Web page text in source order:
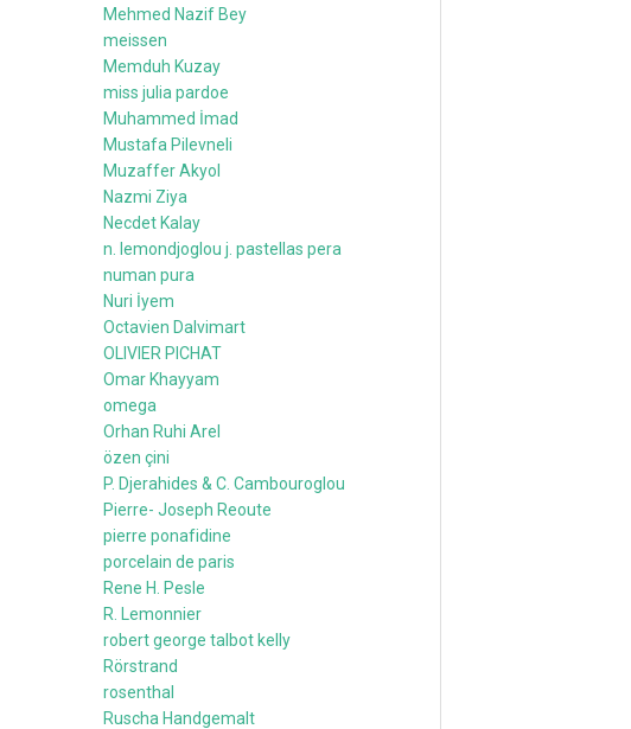
Mehmed Nazif Bey
meissen
Memduh Kuzay
miss julia pardoe
Muhammed İmad
Mustafa Pilevneli
Muzaffer Akyol
Nazmi Ziya
Necdet Kalay
n. lemondjoglou j. pastellas pera
numan pura
Nuri İyem
Octavien Dalvimart
OLIVIER PICHAT
Omar Khayyam
omega
Orhan Ruhi Arel
özen çini
P. Djerahides & C. Cambouroglou
Pierre- Joseph Reoute
pierre ponafidine
porcelain de paris
Rene H. Pesle
R. Lemonnier
robert george talbot kelly
Rörstrand
rosenthal
Ruscha Handgemalt